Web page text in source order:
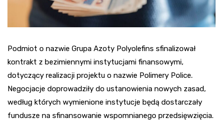
Podmiot o nazwie Grupa Azoty Polyolefins sfinalizował
kontrakt z bezimiennymi instytucjami finansowymi,
dotyczący realizacji projektu o nazwie Polimery Police.
Negocjacje doprowadziły do ustanowienia nowych zasad,
według których wymienione instytucje będą dostarczały
fundusze na sfinansowanie wspomnianego przedsięwzięcia.